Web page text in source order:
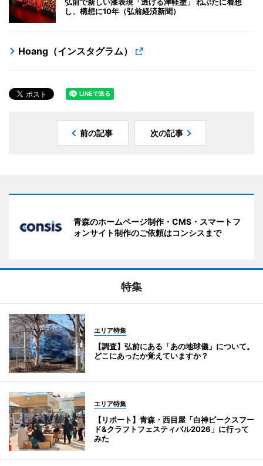
し、構想に10年（弘前経済新聞）
Hoang（インスタグラム）
前の記事 次の記事
青森のホームページ制作・CMS・スマートフ
ォンサイト制作のご依頼はコンシスまで
特集
エリア特集
【調査】弘前にある「あの地球儀」について。
どこにあったか覚えていますか？
エリア特集
【リポート】青森・西目屋「白神ピークスフー
ド&クラフトフェスティバル2026」に行って
みた